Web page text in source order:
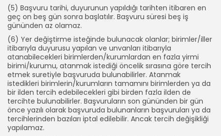
(5) Başvuru tarihi, duyurunun yapıldığı tarihten itibaren en
geç on beş gün sonra başlatılır. Başvuru süresi beş iş
gününden az olamaz.
(6) Yer değiştirme isteğinde bulunacak olanlar; birimler/iller
itibarıyla duyurusu yapılan ve unvanları itibarıyla
atanabilecekleri birimlerden/kurumlardan en fazla yirmi
birimi/kurumu, atanmak istediği öncelik sırasına göre tercih
etmek suretiyle başvuruda bulunabilirler. Atanmak
istedikleri birimlerin/kurumların tamamını birimlerden ya da
bir ilden tercih edebilecekleri gibi birden fazla ilden de
tercihte bulunabilirler. Başvuruların son gününden bir gün
önce yazılı olarak başvuruda bulunanların başvuruları ya da
tercihlerinden bazıları iptal edilebilir. Ancak tercih değişikliği
yapılamaz.